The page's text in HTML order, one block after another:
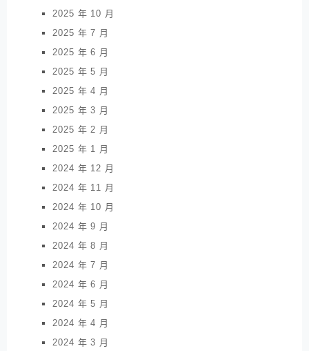
2025 年 10 月
2025 年 7 月
2025 年 6 月
2025 年 5 月
2025 年 4 月
2025 年 3 月
2025 年 2 月
2025 年 1 月
2024 年 12 月
2024 年 11 月
2024 年 10 月
2024 年 9 月
2024 年 8 月
2024 年 7 月
2024 年 6 月
2024 年 5 月
2024 年 4 月
2024 年 3 月